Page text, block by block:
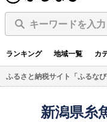
キーワードを入力
ランキング 地域一覧 カ
ふるさと納税サイト「ふるなび
新潟県糸